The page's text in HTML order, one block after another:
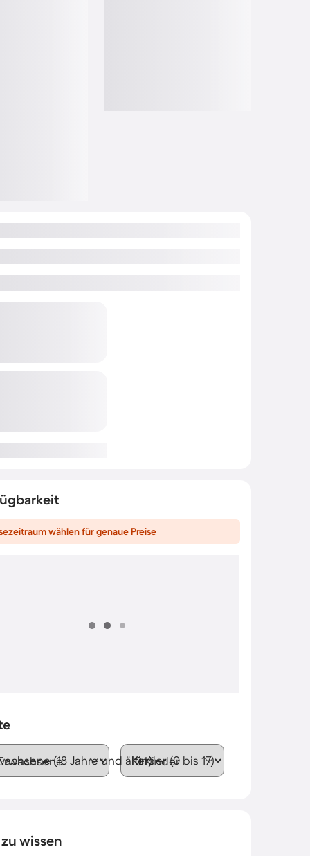
wählen für genaue Preise
(18 Jahre und älter)Kinder (0 bis 17)
wissen